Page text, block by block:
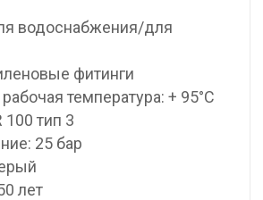
водоснабжения/для
фитинги
температура: + 95°С
100 тип 3
25 бар
лет